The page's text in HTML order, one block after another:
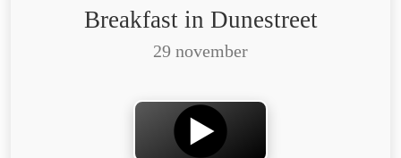
Breakfast in Dunestreet
29 november